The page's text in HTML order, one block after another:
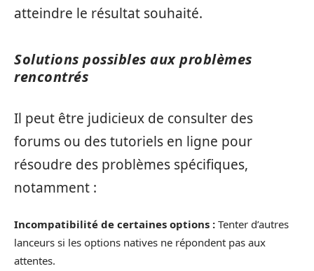
atteindre le résultat souhaité.
Solutions possibles aux problèmes
rencontrés
Il peut être judicieux de consulter des
forums ou des tutoriels en ligne pour
résoudre des problèmes spécifiques,
notamment :
Incompatibilité de certaines options : Tenter d’autres
lanceurs si les options natives ne répondent pas aux
attentes.